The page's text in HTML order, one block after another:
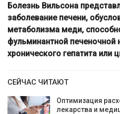
Болезнь Вильсона
заболевание печени,
метаболизма меди,
фульминантной печеночной
хронического гепатита или
СЕЙЧАС ЧИТАЮТ
Оптимизация
лекарства и